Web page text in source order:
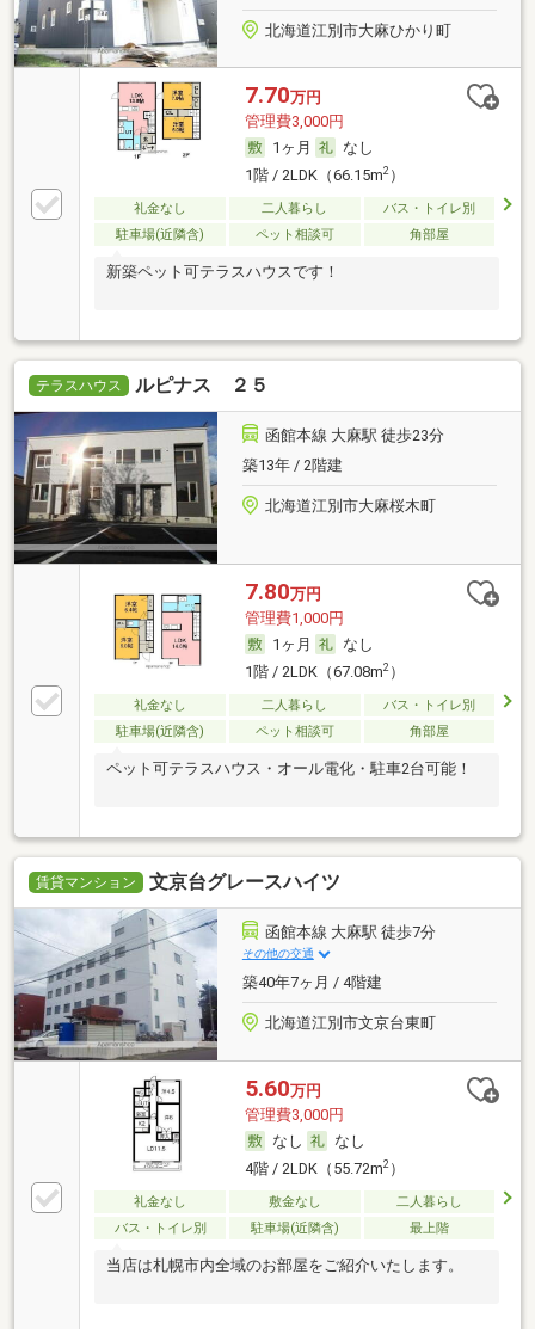
北海道江別市大麻ひかり町
7.70万円
管理費3,000円
1ヶ月
なし
1階 / 2LDK（66.15m2）
礼金なし 二人暮らし
バス・トイレ別
駐車場(近隣含)
ペット相談可 角部屋
新築ペット可テラスハウスです！
テラスハウス ルピナス ２５
函館本線 大麻駅 徒歩23分
築13年 / 2階建
北海道江別市大麻桜木町
7.80万円
管理費1,000円
1ヶ月
なし
1階 / 2LDK（67.08m2）
礼金なし 二人暮らし
バス・トイレ別
駐車場(近隣含)
ペット相談可 角部屋
ペット可テラスハウス・オール電化・駐車2台可能！
賃貸マンション 文京台グレースハイツ
函館本線 大麻駅 徒歩7分
その他の交通
築40年7ヶ月 / 4階建
北海道江別市文京台東町
5.60万円
管理費3,000円
なし
なし
4階 / 2LDK（55.72m2）
礼金なし 敷金なし
二人暮らし
バス・トイレ別
駐車場(近隣含) 最上階
当店は札幌市内全域のお部屋をご紹介いたします。